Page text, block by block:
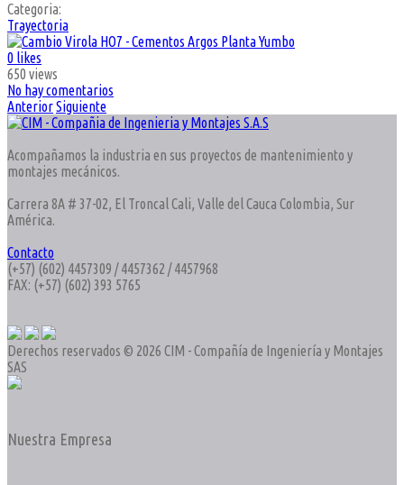
Categoria:
Trayectoria
0 likes
650 views
No hay comentarios
AnteriorSiguiente
Acompañamos la industria en sus proyectos de mantenimiento y
montajes mecánicos.
Carrera 8A # 37-02, El Troncal Cali, Valle del Cauca Colombia, Sur
América.
Contacto
(+57) (602) 4457309 / 4457362 / 4457968
FAX: (+57) (602) 393 5765
Derechos reservados © 2026 CIM - Compañía de Ingeniería y Montajes
SAS
Nuestra Empresa